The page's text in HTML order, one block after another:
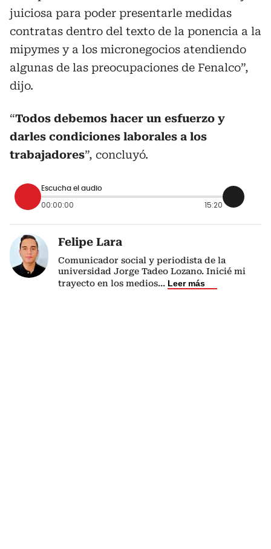
juiciosa para poder presentarle medidas
contratas dentro del texto de la ponencia a la
mipymes y a los micronegocios atendiendo
algunas de las preocupaciones de Fenalco”,
dijo.
“Todos debemos hacer un esfuerzo y
darles condiciones laborales a los
trabajadores”, concluyó.
Escucha el audio
00:00:00 15:20
Felipe Lara
Comunicador social y periodista de la
universidad Jorge Tadeo Lozano. Inicié mi
trayecto en los medios... Leer más